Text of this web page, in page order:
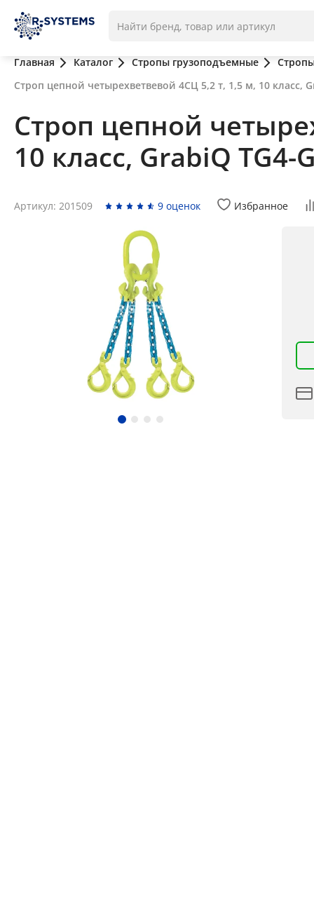
Главная Каталог Стропы грузоподъемные
Строп цепной четырехветвевой 4СЦ 5,2 т, 1,5 м, 10 класс,
Строп цепной
10 класс, GrabiQ TG4-
Артикул: 201509 9 оценок Избранное